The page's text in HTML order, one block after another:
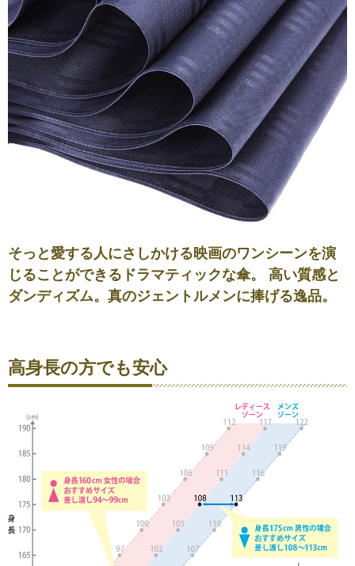
そっと愛する人にさしかける映画のワンシーンを演
じることができるドラマティックな傘。 高い質感と
ダンディズム。真のジェントルメンに捧げる逸品。
高身長の方でも安心